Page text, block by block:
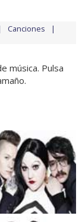
Canciones
música. Pulsa